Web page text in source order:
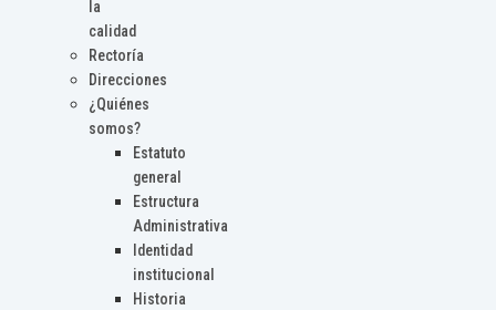
la
calidad
Rectoría
Direcciones
¿Quiénes
somos?
Estatuto
general
Estructura
Administrativa
Identidad
institucional
Historia